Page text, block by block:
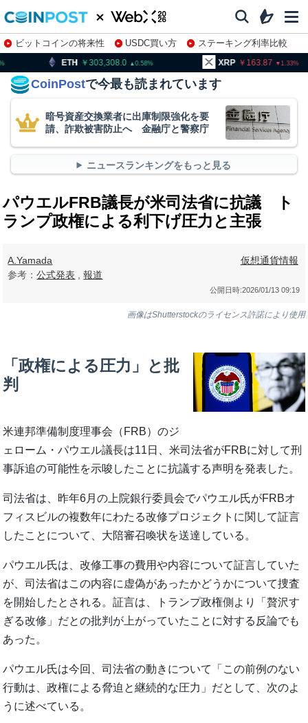
ビットコインの将来性 USDC買い方
ステーキング利率比較
株特集・関連銘柄
0.58 XRP 1.33 BNB
CoinPostで今最も読まれています
暗号資産交換業者に出庫制限強化を要
請、詐欺被害防止へ 金融庁と警察庁
ニュースランキングをもっと見る
パウエルFRB議長が米司法省に抗議 ト
ランプ政権による利下げ圧力と主張
A.Yamada
参考：公式発表 ,報道
仮想通貨情報
公開日時:2026/01/13 09:19
画像はShutterstockのライセンス許諾により使用
「政権による圧力」と批
判
米連邦準備制度理事会（FRB）のジ
ェローム・パウエル議長は11日、米司法省がFRBに対して刑
事訴追の可能性を示唆したことに抗議する声明を発表した。
司法省は、昨年6月の上院銀行委員会でパウエル氏がFRBオ
フィスビルの複数年にわたる改修プロジェクトに関して証言
したことについて、大陪審召喚状を送達している。
パウエル氏は、改修工事の費用や内容について証言していた
が、司法省はこの内容に虚偽があったかどうかについて捜査
を開始したとされる。証言は、トランプ政権側より「贅沢す
ぎる改修」だとの批判が上がっていたことに対する反論でも
あった。
パウエル氏は今回、司法省の動きについて「この前例のない
行動は、政権による脅迫と継続的な圧力」だとして、次のよ
うに述べている。